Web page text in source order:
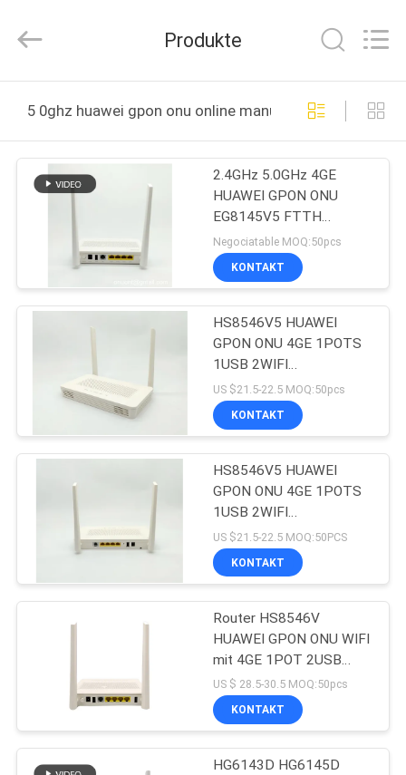
PRODUKTE
FABRIK-
AUSFLUG
QUALITÄTSKONTROLLE
TRETEN
VERBINDUNG
ZITAT
LIMITED.
Reserved.
Produkte
5 0ghz huawei gpon onu online manufacture
2.4GHz 5.0GHz 4GE
HUAWEI GPON ONU
EG8145V5 FTTH
Doppelband-Router
Wechselstroms WiFi
Negociatable MOQ:50pcs
KONTAKT
HS8546V5 HUAWEI
GPON ONU 4GE 1POTS
1USB 2WIFI
Doppelband-GPON ONU
US $21.5-22.5 MOQ:50pcs
KONTAKT
HS8546V5 HUAWEI
GPON ONU 4GE 1POTS
1USB 2WIFI
Doppelband-GPON ONU
US $21.5-22.5 MOQ:50PCS
KONTAKT
Router HS8546V
HUAWEI GPON ONU WIFI
mit 4GE 1POT 2USB
2.4G/5G WiFi
US $ 28.5-30.5 MOQ:50pcs
KONTAKT
HG6143D HG6145D